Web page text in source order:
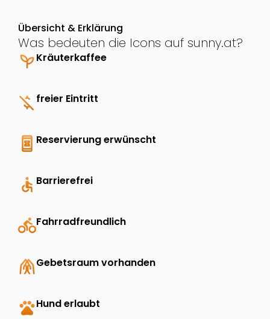
Übersicht & Erklärung
Was bedeuten die Icons auf sunny.at?
psychiatryKräuterkaffee
money_off freier Eintritt
book_online Reservierung erwünscht
accessible Barrierefrei
directions_bikeFahrradfreundlich
folded_handsGebetsraum vorhanden
petsHund erlaubt